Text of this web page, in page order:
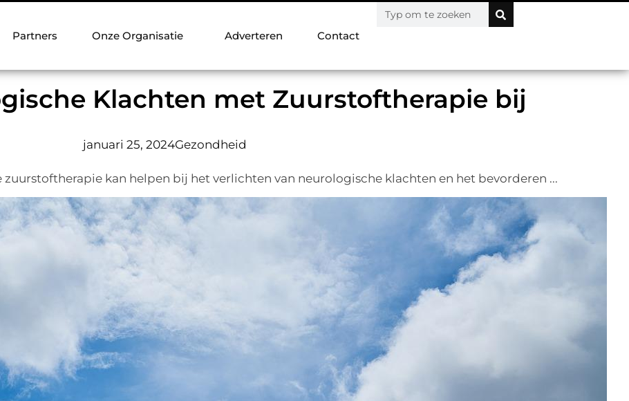
Partners Onze Organisatie Adverteren Contact
Klachten met Zuurstoftherapie bij
januari 25, 2024Gezondheid
kan helpen bij het verlichten van neurologische klachten en het bevorderen ...